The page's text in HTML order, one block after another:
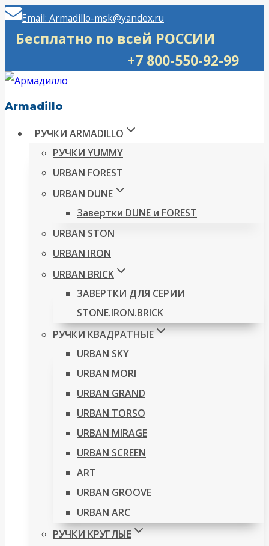
Перейти
Email: Armadillo-msk@yandex.ru
Бесплатно по всей РОССИИ
+7 800-550-92-99
Armadillo
РУЧКИ ARMADILLO
РУЧКИ YUMMY
URBAN FOREST
URBAN DUNE
Завертки DUNE и FOREST
URBAN STON
URBAN IRON
URBAN BRICK
ЗАВЕРТКИ ДЛЯ СЕРИИ
STONE.IRON.BRICK
РУЧКИ КВАДРАТНЫЕ
URBAN SKY
URBAN MORI
URBAN GRAND
URBAN TORSO
URBAN MIRAGE
URBAN SCREEN
ART
URBAN GROOVE
URBAN ARC
РУЧКИ КРУГЛЫЕ